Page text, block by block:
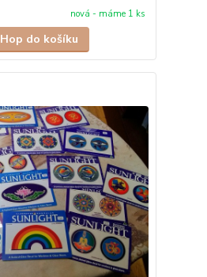
nová - máme 1 ks
Hop do košíku